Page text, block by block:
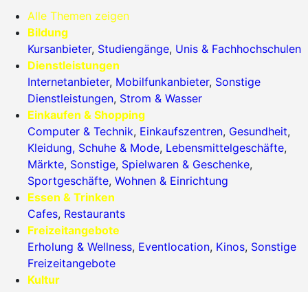
Alle Themen zeigen
Bildung
Kursanbieter, Studiengänge, Unis & Fachhochschulen
Dienstleistungen
Internetanbieter, Mobilfunkanbieter, Sonstige
Dienstleistungen, Strom & Wasser
Einkaufen & Shopping
Computer & Technik, Einkaufszentren, Gesundheit,
Kleidung, Schuhe & Mode, Lebensmittelgeschäfte,
Märkte, Sonstige, Spielwaren & Geschenke,
Sportgeschäfte, Wohnen & Einrichtung
Essen & Trinken
Cafes, Restaurants
Freizeitangebote
Erholung & Wellness, Eventlocation, Kinos, Sonstige
Freizeitangebote
Kultur